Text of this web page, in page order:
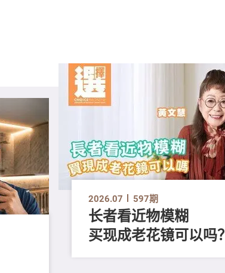
2026.07 597期
长者看近物模糊
买现成老花镜可以吗？